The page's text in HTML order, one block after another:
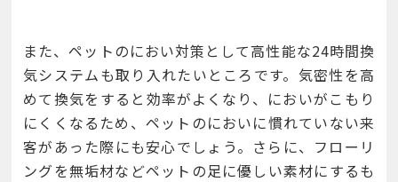
また、ペットのにおい対策として高性能な24時間換
気システムも取り入れたいところです。気密性を高
めて換気をすると効率がよくなり、においがこもり
にくくなるため、ペットのにおいに慣れていない来
客があった際にも安心でしょう。さらに、フローリ
ングを無垢材などペットの足に優しい素材にするも